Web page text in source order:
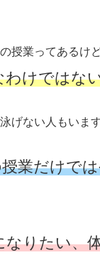
授業ってあるけど
わけではな
げない人もいます
業だけで
なりたい、